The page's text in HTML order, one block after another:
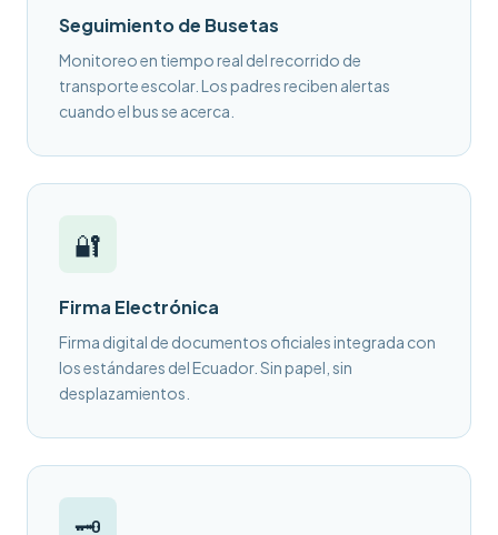
Seguimiento de Busetas
Monitoreo en tiempo real del recorrido de
transporte escolar. Los padres reciben alertas
cuando el bus se acerca.
🔐
Firma Electrónica
Firma digital de documentos oficiales integrada con
los estándares del Ecuador. Sin papel, sin
desplazamientos.
🗝️